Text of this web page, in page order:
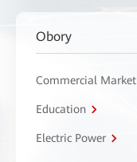
Obory
Commercial Market
Education
Electric Power